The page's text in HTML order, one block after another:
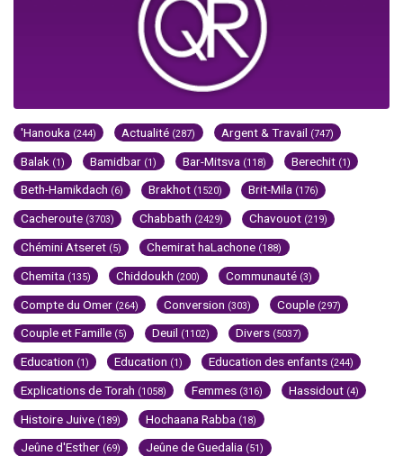
'Hanouka (244) Actualité (287) Argent & Travail (747)
Balak (1) Bamidbar (1) Bar-Mitsva (118) Berechit (1)
Beth-Hamikdach (6) Brakhot (1520) Brit-Mila (176)
Cacheroute (3703) Chabbath (2429) Chavouot (219)
Chémini Atseret (5) Chemirat haLachone (188)
Chemita (135) Chiddoukh (200) Communauté (3)
Compte du Omer (264) Conversion (303) Couple (297)
Couple et Famille (5) Deuil (1102) Divers (5037)
Education (1) Education (1) Education des enfants (244)
Explications de Torah (1058) Femmes (316) Hassidout (4)
Histoire Juive (189) Hochaana Rabba (18)
Jeûne d'Esther (69) Jeûne de Guedalia (51)